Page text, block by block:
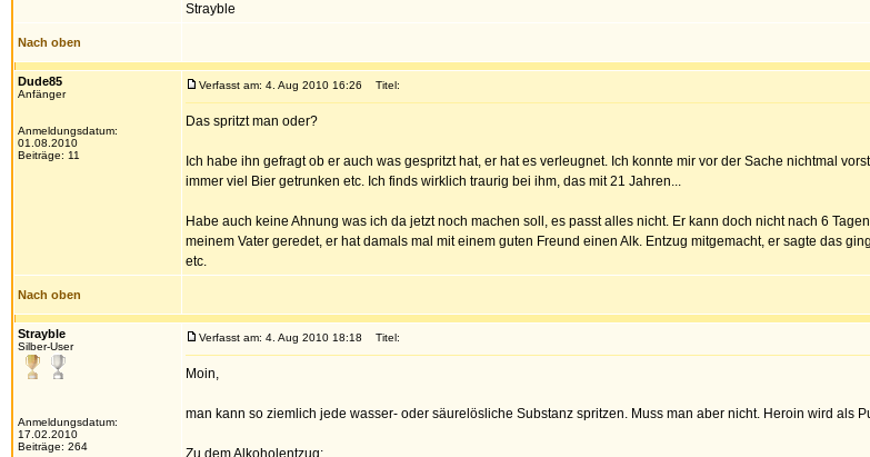
Strayble
Nach oben
Dude85
Anfänger
Anmeldungsdatum:
01.08.2010
Beiträge: 11
Verfasst am: 4. Aug 2010 16:26 Titel:
Das spritzt man oder?
Ich habe ihn gefragt ob er auch was gespritzt hat, er hat es verleugnet. Ich konnte mir vor der Sache nichtmal
immer viel Bier getrunken etc. Ich finds wirklich traurig bei ihm, das mit 21 Jahren...
Habe auch keine Ahnung was ich da jetzt noch machen soll, es passt alles nicht. Er kann doch nicht nach 6
meinem Vater geredet, er hat damals mal mit einem guten Freund einen Alk. Entzug mitgemacht, er sagte das
etc.
Nach oben
Strayble
Silber-User
Anmeldungsdatum:
17.02.2010
Beiträge: 264
Verfasst am: 4. Aug 2010 18:18 Titel:
Moin,
man kann so ziemlich jede wasser- oder säurelösliche Substanz spritzen. Muss man aber nicht. Heroin wird als
Zu dem Alkoholentzug: